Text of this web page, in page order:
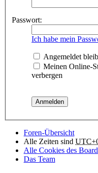
Passwort:
Ich habe mein
Angemeldet
Meinen Online-
verbergen
Foren-Übersicht
Alle Zeiten sind
Alle Cookies des
Das Team